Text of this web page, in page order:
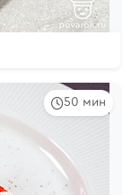
50 мин